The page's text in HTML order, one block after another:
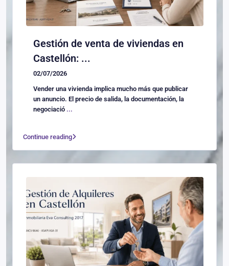
Gestión de venta de viviendas en
Castellón: ...
02/07/2026
Vender una vivienda implica mucho más que publicar
un anuncio. El precio de salida, la documentación, la
negociació ...
Continue reading